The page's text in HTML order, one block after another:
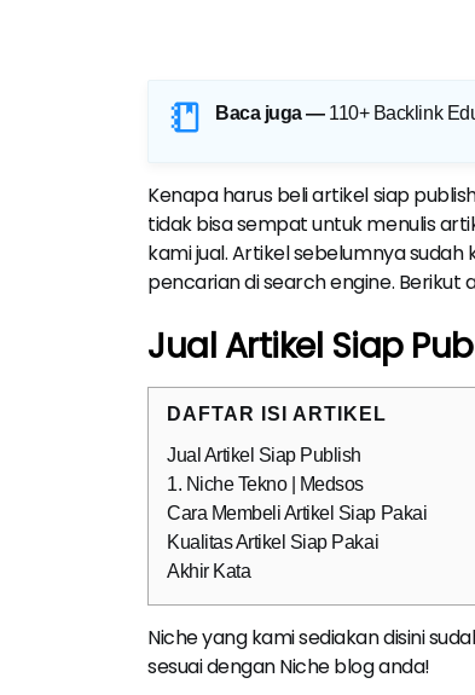
Baca juga — 110+ Backlink
Kenapa harus beli artikel siap
tidak bisa sempat untuk menulis
kami jual. Artikel sebelumnya sudah
pencarian di search engine. Berikut
Jual Artikel Siap
DAFTAR ISI ARTIKEL
Jual Artikel Siap Publish
1. Niche Tekno | Medsos
Cara Membeli Artikel Siap Pakai
Kualitas Artikel Siap Pakai
Akhir Kata
Niche yang kami sediakan disini
sesuai dengan Niche blog anda!